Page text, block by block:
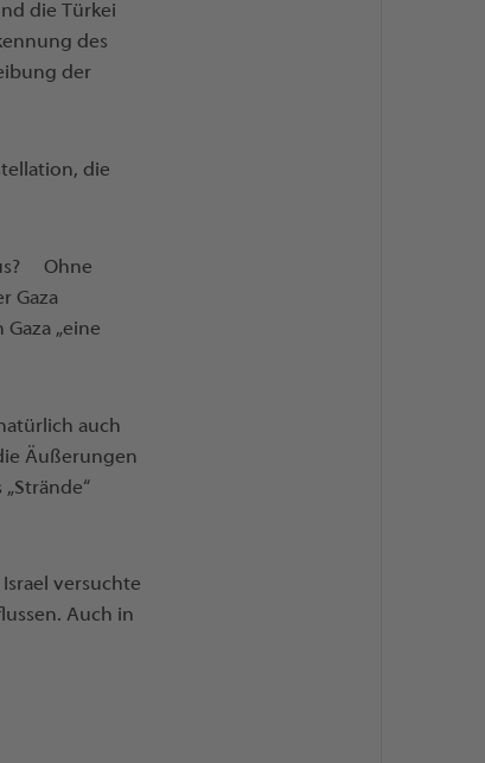
die Türkei
des
der
die
Ohne
Gaza
„eine
auch
Äußerungen
versuchte
Auch in